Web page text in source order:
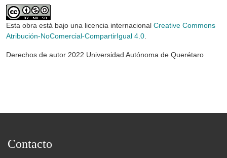
Esta obra está bajo una licencia internacional Creative Commons
Atribución-NoComercial-CompartirIgual 4.0.
Derechos de autor 2022 Universidad Autónoma de Querétaro
Contacto